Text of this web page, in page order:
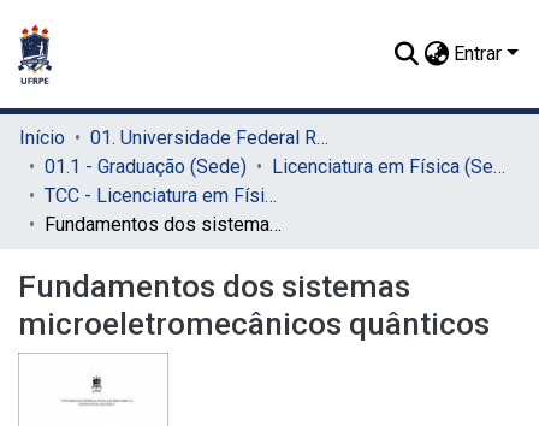
Entrar
Início
01. Universidade Federal Rural de Pernambuco - UFRPE (Sede)
01.1 - Graduação (Sede)
Licenciatura em Física (Sede)
TCC - Licenciatura em Física (Sede)
Fundamentos dos sistemas microeletromecânicos quânticos
Fundamentos dos sistemas
microeletromecânicos quânticos